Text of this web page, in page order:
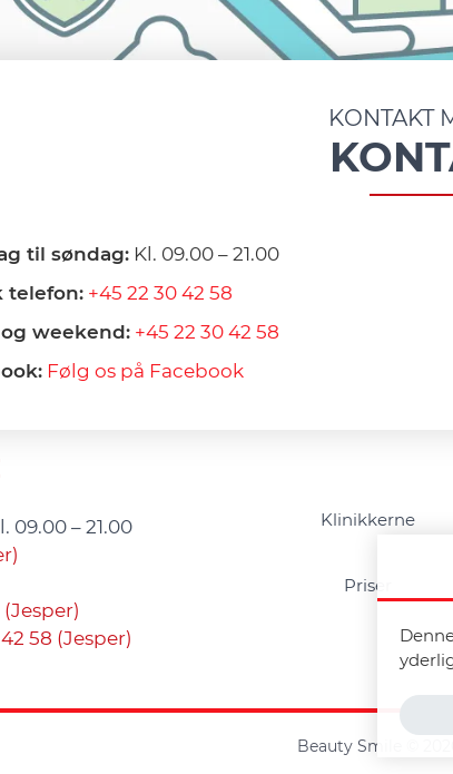
KONTAKT
til søndag:Kl. 09.00 – 21.00
telefon: +45 22 30 42 58
weekend: +45 22 30 42 58
Følg os på Facebook
09.00 – 21.00
(Jesper)
58 (Jesper)
Klinikkerne
Priser
Beauty Smile © 2026